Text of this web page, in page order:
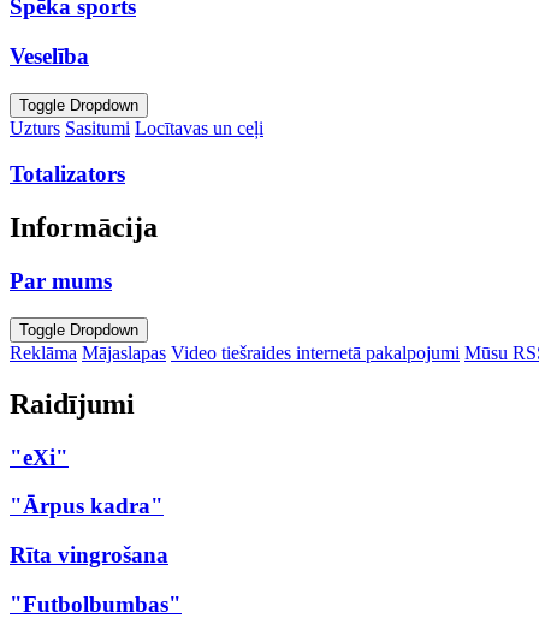
Spēka sports
Veselība
Toggle Dropdown
Uzturs Sasitumi Locītavas un ceļi
Totalizators
Informācija
Par mums
Toggle Dropdown
Reklāma Mājaslapas Video tiešraides internetā pakalpojumi Mūsu
Raidījumi
"eXi"
"Ārpus kadra"
Rīta vingrošana
"Futbolbumbas"